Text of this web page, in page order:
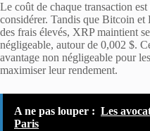
Le coût de chaque transaction
considérer. Tandis que Bitcoin et
des frais élevés, XRP maintient
négligeable, autour de 0,002 $.
avantage non négligeable pour
maximiser leur rendement.
A ne pas louper : Les
Paris